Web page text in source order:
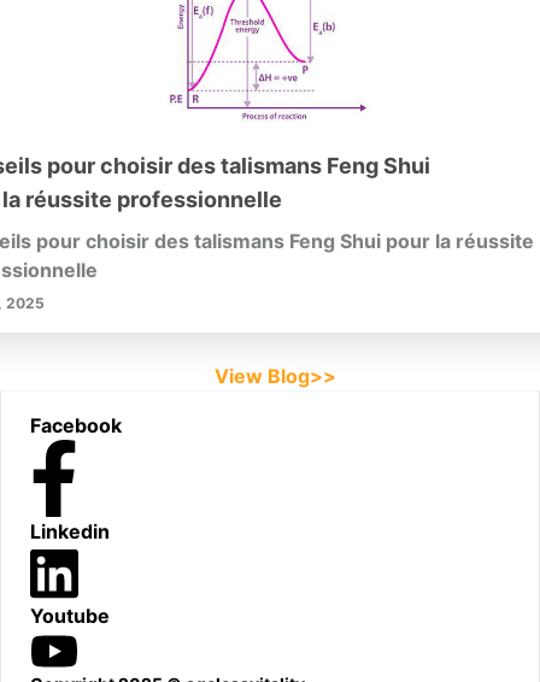
pour choisir des talismans Feng Shui
réussite professionnelle
pour choisir des talismans Feng Shui pour la réussite
2025
View Blog>>
Facebook
Linkedin
Youtube